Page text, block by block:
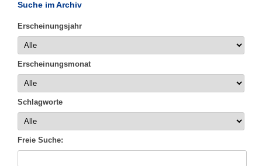
Suche im Archiv
Erscheinungsjahr
Erscheinungsmonat
Schlagworte
Freie Suche: